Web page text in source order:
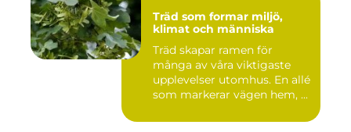
Träd som formar miljö,
klimat och människa
Träd skapar ramen för
många av våra viktigaste
upplevelser utomhus. En allé
som markerar vägen hem, ...